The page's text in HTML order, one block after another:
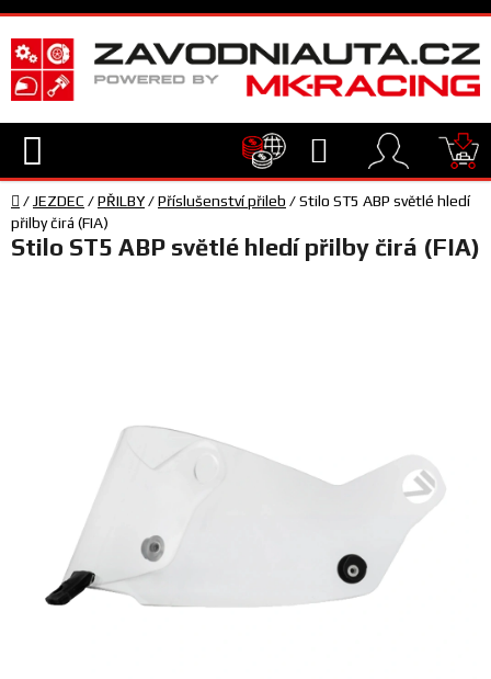
Přejít
na
obsah
Hledat
TECHNIKA
FANOUŠCI
Profil
firmy
Domů
/ JEZDEC /PŘILBY/Příslušenství přileb /Stilo ST5 ABP světlé hledí
přilby čirá (FIA)
Stilo ST5 ABP světlé hledí přilby čirá (FIA)